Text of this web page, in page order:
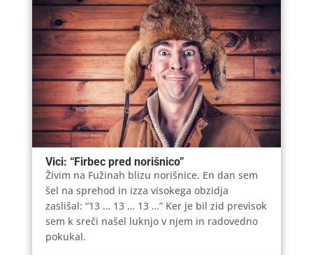
Vici: “Firbec pred norišnico”
Živim na Fužinah blizu norišnice. En dan sem
šel na sprehod in izza visokega obzidja
zaslišal: “13 … 13 … 13 …” Ker je bil zid previsok
sem k sreči našel luknjo v njem in radovedno
pokukal.